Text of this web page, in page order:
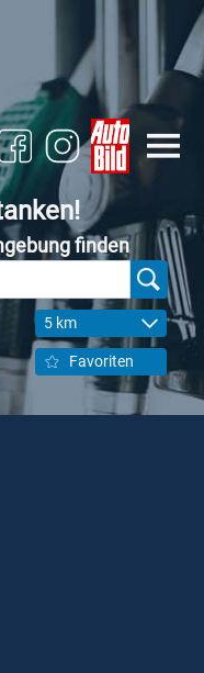
finden
5 km
Favoriten